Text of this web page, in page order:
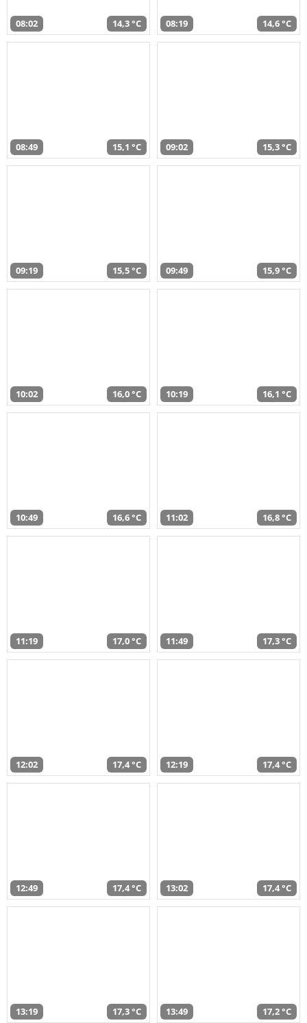
08:02 14,3 °C 08:19 14,6 °C
08:49 15,1 °C 09:02 15,3 °C
09:19 15,5 °C 09:49 15,9 °C
10:02 16,0 °C 10:19 16,1 °C
10:49 16,6 °C 11:02 16,8 °C
11:19 17,0 °C 11:49 17,3 °C
12:02 17,4 °C 12:19 17,4 °C
12:49 17,4 °C 13:02 17,4 °C
13:19 17,3 °C 13:49 17,2 °C